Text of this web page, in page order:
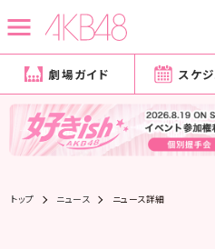
劇場ガイド スケ
トップ ニュース ニュース詳細